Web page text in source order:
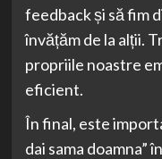
feedback și să fim
învățăm de la alții.
propriile noastre
eficient.
În final, este
dai sama doamna”